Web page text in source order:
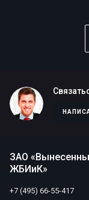
ЗАО
ЖБИиК»
+7 (495) 66-55-417